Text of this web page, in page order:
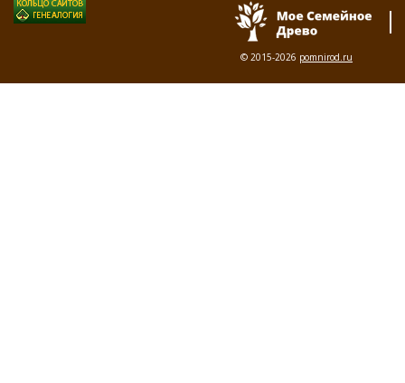
© 2015-2026 pomnirod.ru